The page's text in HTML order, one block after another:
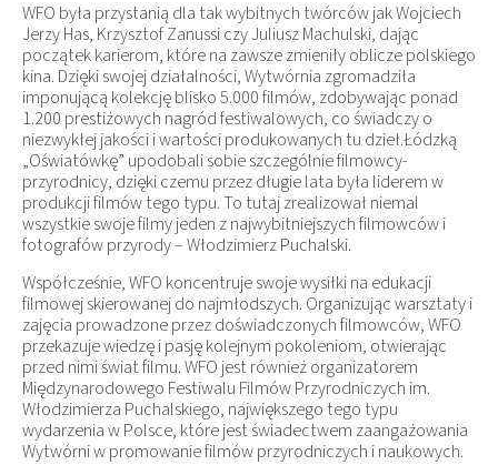
WFO była przystanią dla tak wybitnych twórców jak Wojciech
Jerzy Has, Krzysztof Zanussi czy Juliusz Machulski, dając
początek karierom, które na zawsze zmieniły oblicze polskiego
kina. Dzięki swojej działalności, Wytwórnia zgromadziła
imponującą kolekcję blisko 5.000 filmów, zdobywając ponad
1.200 prestiżowych nagród festiwalowych, co świadczy o
niezwykłej jakości i wartości produkowanych tu dzieł.Łódzką
„Oświatówkę” upodobali sobie szczególnie filmowcy-
przyrodnicy, dzięki czemu przez długie lata była liderem w
produkcji filmów tego typu. To tutaj zrealizował niemal
wszystkie swoje filmy jeden z najwybitniejszych filmowców i
fotografów przyrody – Włodzimierz Puchalski.
Współcześnie, WFO koncentruje swoje wysiłki na edukacji
filmowej skierowanej do najmłodszych. Organizując warsztaty i
zajęcia prowadzone przez doświadczonych filmowców, WFO
przekazuje wiedzę i pasję kolejnym pokoleniom, otwierając
przed nimi świat filmu. WFO jest również organizatorem
Międzynarodowego Festiwalu Filmów Przyrodniczych im.
Włodzimierza Puchalskiego, największego tego typu
wydarzenia w Polsce, które jest świadectwem zaangażowania
Wytwórni w promowanie filmów przyrodniczych i naukowych.